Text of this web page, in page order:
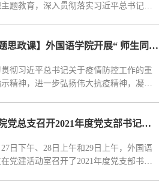
题教育，深入贯彻落实习近平总书记关
，...
【抗疫专题思政课】外国语学院开展“ 师生同心风雨共担 齐心守护美丽家园 ”同上一...
彻习近平总书记关于疫情防控工作的重
精神，进一步弘扬伟大抗疫精神，凝聚
...
外国语学院党总支召开2021年度党支部书记述职评议考核会议
27日下午、28日上午和29日上午，外国语
党建活动室召开了2021年度党支部书记